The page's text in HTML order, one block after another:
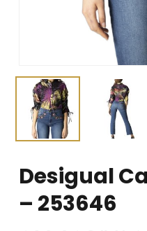
Desigual
– 253646